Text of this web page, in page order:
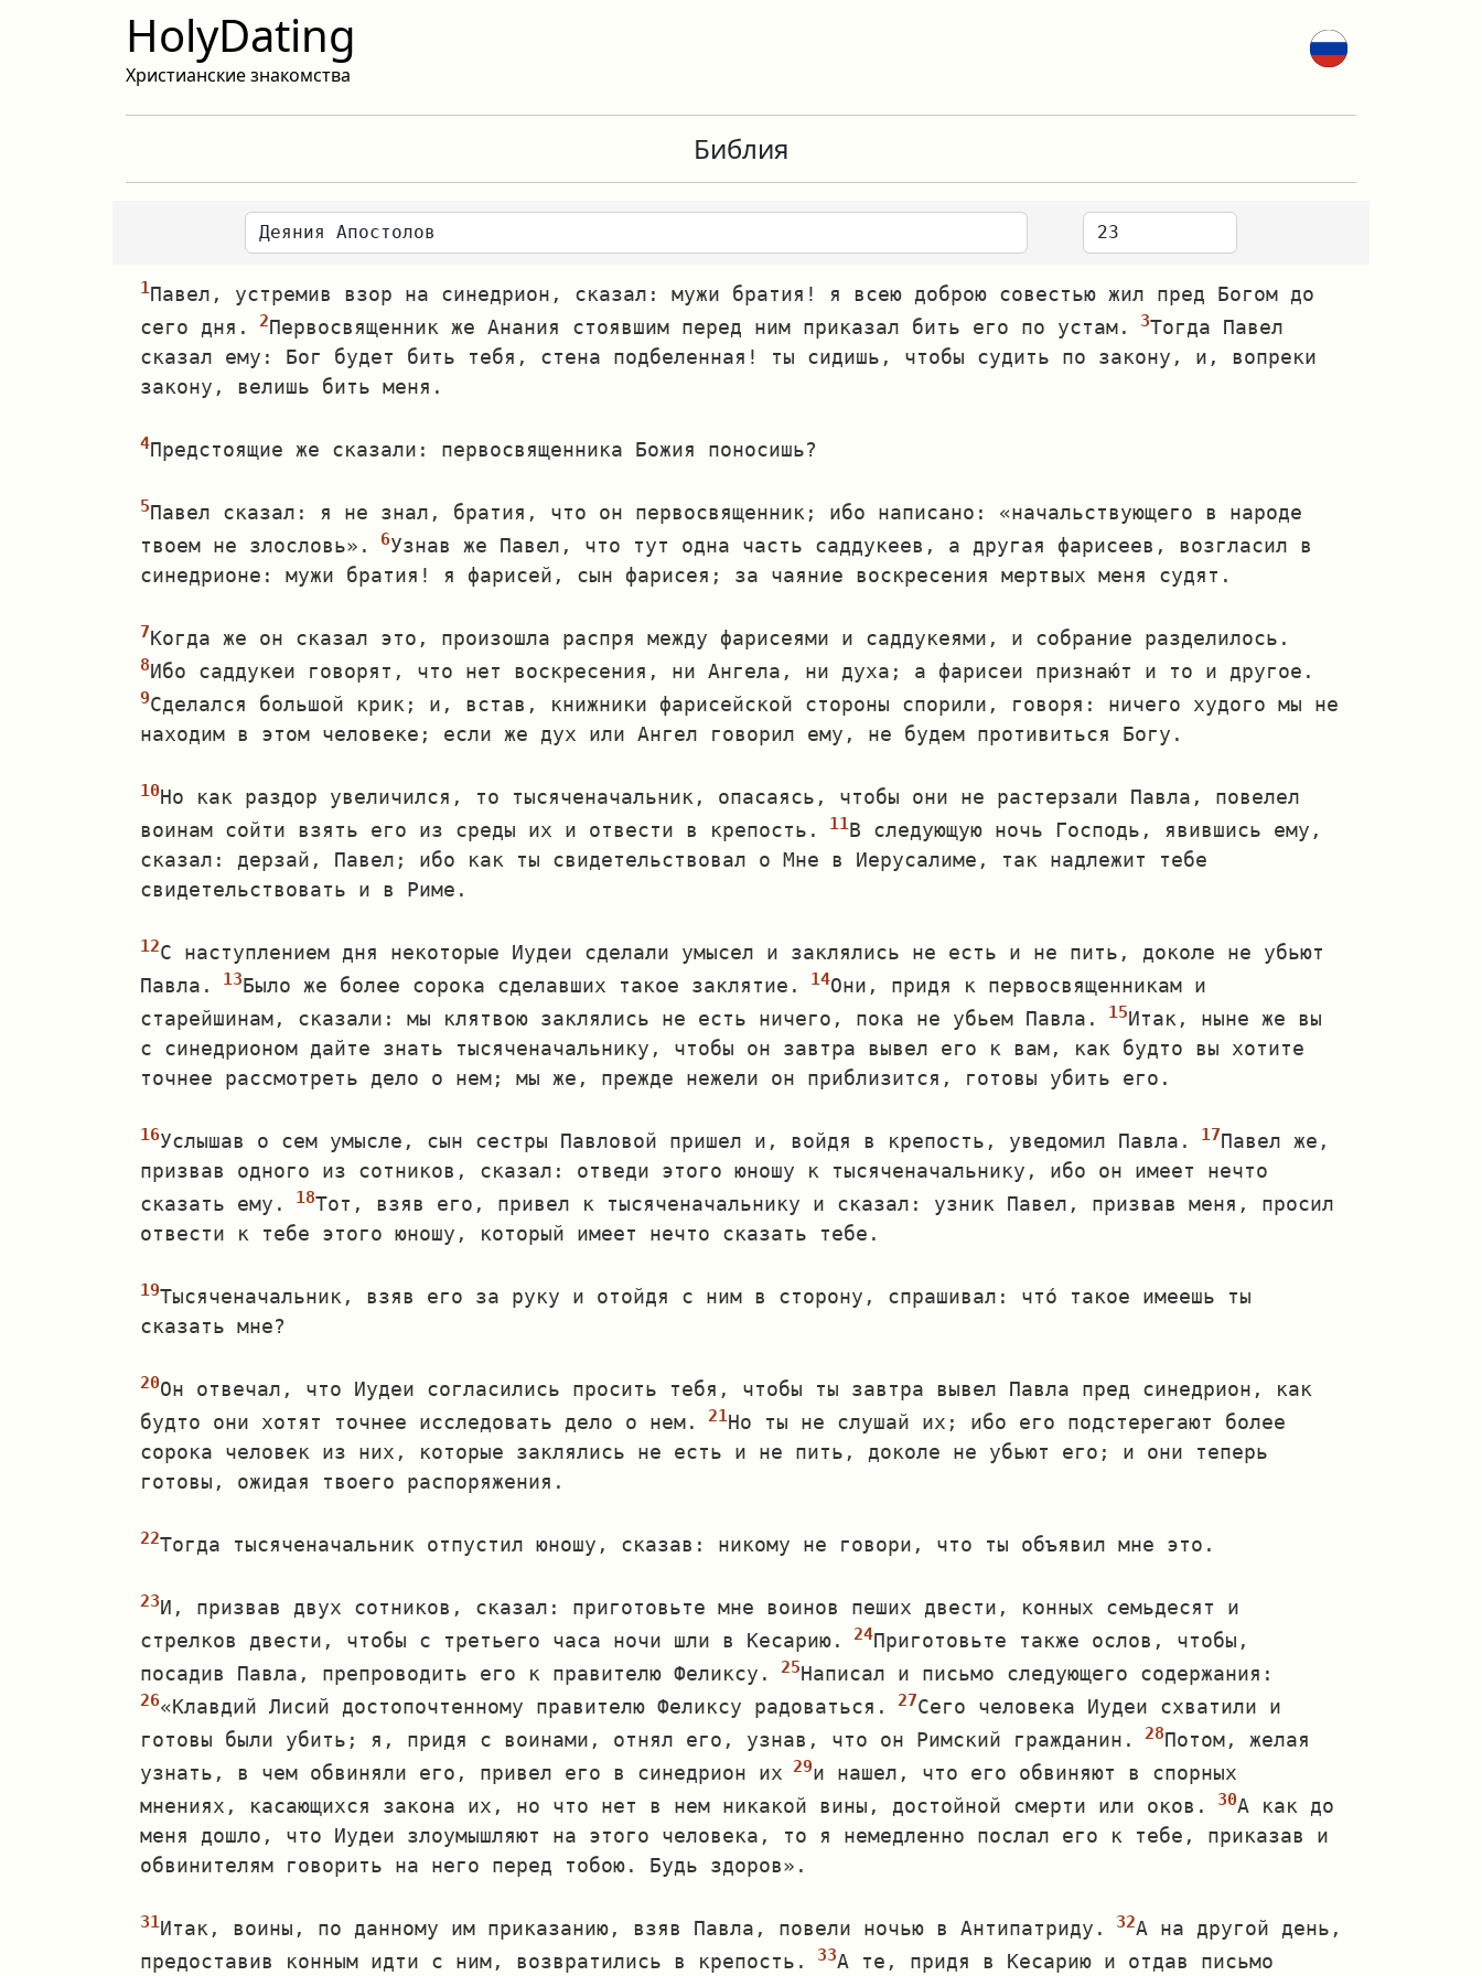
HolyDating
Христианские знакомства
Библия
Павел, устремив взор на синедрион, сказал: мужи братия! я всею доброю совестью жил пред Богом до
сего дня.
Первосвященник же Анания стоявшим перед ним приказал бить его по устам.
Тогда Павел
сказал ему: Бог будет бить тебя, стена подбеленная! ты сидишь, чтобы судить по закону, и, вопреки
закону, велишь бить меня.
Предстоящие же сказали: первосвященника Божия поносишь?
Павел сказал: я не знал, братия, что он первосвященник; ибо написано: «начальствующего в народе
твоем не злословь».
Узнав же Павел, что тут одна часть саддукеев, а другая фарисеев, возгласил в
синедрионе: мужи братия! я фарисей, сын фарисея; за чаяние воскресения мертвых меня судят.
Когда же он сказал это, произошла распря между фарисеями и саддукеями, и собрание разделилось.
Ибо саддукеи говорят, что нет воскресения, ни Ангела, ни духа; а фарисеи признаю́т и то и другое.
Сделался большой крик; и, встав, книжники фарисейской стороны спорили, говоря: ничего худого мы не
находим в этом человеке; если же дух или Ангел говорил ему, не будем противиться Богу.
Но как раздор увеличился, то тысяченачальник, опасаясь, чтобы они не растерзали Павла, повелел
воинам сойти взять его из среды их и отвести в крепость.
В следующую ночь Господь, явившись ему,
сказал: дерзай, Павел; ибо как ты свидетельствовал о Мне в Иерусалиме, так надлежит тебе
свидетельствовать и в Риме.
С наступлением дня некоторые Иудеи сделали умысел и заклялись не есть и не пить, доколе не убьют
Павла.
Было же более сорока сделавших такое заклятие.
Они, придя к первосвященникам и
старейшинам, сказали: мы клятвою заклялись не есть ничего, пока не убьем Павла.
Итак, ныне же вы
с синедрионом дайте знать тысяченачальнику, чтобы он завтра вывел его к вам, как будто вы хотите
точнее рассмотреть дело о нем; мы же, прежде нежели он приблизится, готовы убить его.
Услышав о сем умысле, сын сестры Павловой пришел и, войдя в крепость, уведомил Павла.
Павел же,
призвав одного из сотников, сказал: отведи этого юношу к тысяченачальнику, ибо он имеет нечто
сказать ему.
Тот, взяв его, привел к тысяченачальнику и сказал: узник Павел, призвав меня, просил
отвести к тебе этого юношу, который имеет нечто сказать тебе.
Тысяченачальник, взяв его за руку и отойдя с ним в сторону, спрашивал: что́ такое имеешь ты
сказать мне?
Он отвечал, что Иудеи согласились просить тебя, чтобы ты завтра вывел Павла пред синедрион, как
будто они хотят точнее исследовать дело о нем.
Но ты не слушай их; ибо его подстерегают более
сорока человек из них, которые заклялись не есть и не пить, доколе не убьют его; и они теперь
готовы, ожидая твоего распоряжения.
Тогда тысяченачальник отпустил юношу, сказав: никому не говори, что ты объявил мне это.
И, призвав двух сотников, сказал: приготовьте мне воинов пеших двести, конных семьдесят и
стрелков двести, чтобы с третьего часа ночи шли в Кесарию.
Приготовьте также ослов, чтобы,
посадив Павла, препроводить его к правителю Феликсу.
Написал и письмо следующего содержания:
«Клавдий Лисий достопочтенному правителю Феликсу радоваться.
Сего человека Иудеи схватили и
готовы были убить; я, придя с воинами, отнял его, узнав, что он Римский гражданин.
Потом, желая
узнать, в чем обвиняли его, привел его в синедрион их
и нашел, что его обвиняют в спорных
мнениях, касающихся закона их, но что нет в нем никакой вины, достойной смерти или оков.
А как до
меня дошло, что Иудеи злоумышляют на этого человека, то я немедленно послал его к тебе, приказав и
обвинителям говорить на него перед тобою. Будь здоров».
Итак, воины, по данному им приказанию, взяв Павла, повели ночью в Антипатриду.
А на другой день,
предоставив конным идти с ним, возвратились в крепость.
А те, придя в Кесарию и отдав письмо